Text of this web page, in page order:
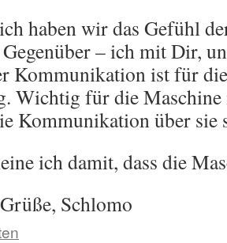
haben wir das Gefühl
– ich mit Dir,
Kommunikation ist für
Wichtig für die
Kommunikation über sie
ich damit, dass die
Schlomo